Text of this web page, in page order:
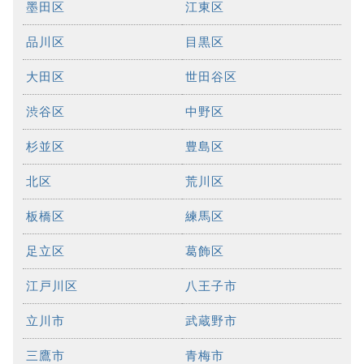
墨田区 江東区
品川区 目黒区
大田区 世田谷区
渋谷区 中野区
杉並区 豊島区
北区 荒川区
板橋区 練馬区
足立区 葛飾区
江戸川区 八王子市
立川市 武蔵野市
三鷹市 青梅市